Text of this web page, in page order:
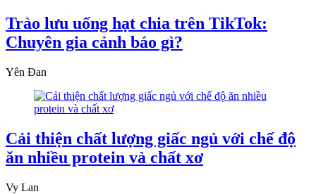
Trào lưu uống hạt chia trên TikTok:
Chuyên gia cảnh báo gì?
Yên Đan
Cải thiện chất lượng giấc ngủ với chế độ
ăn nhiều protein và chất xơ
Vy Lan